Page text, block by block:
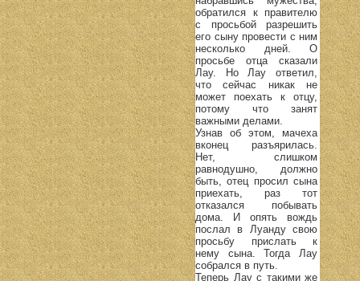
обратился к правителю
с просьбой разрешить
его сыну провести с ним
несколько дней. О
просьбе отца сказали
Лау. Но Лау ответил,
что сейчас никак не
может поехать к отцу,
потому что занят
важными делами.
Узнав об этом, мачеха
вконец разъярилась.
Нет, слишком
равнодушно, должно
быть, отец просил сына
приехать, раз тот
отказался побывать
дома. И опять вождь
послал в Луанду свою
просьбу прислать к
нему сына. Тогда Лау
собрался в путь.
Теперь Лау с такими же